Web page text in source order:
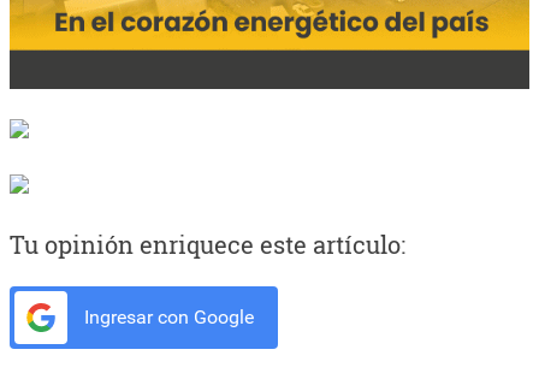
Tu opinión enriquece este artículo:
Ingresar con Google